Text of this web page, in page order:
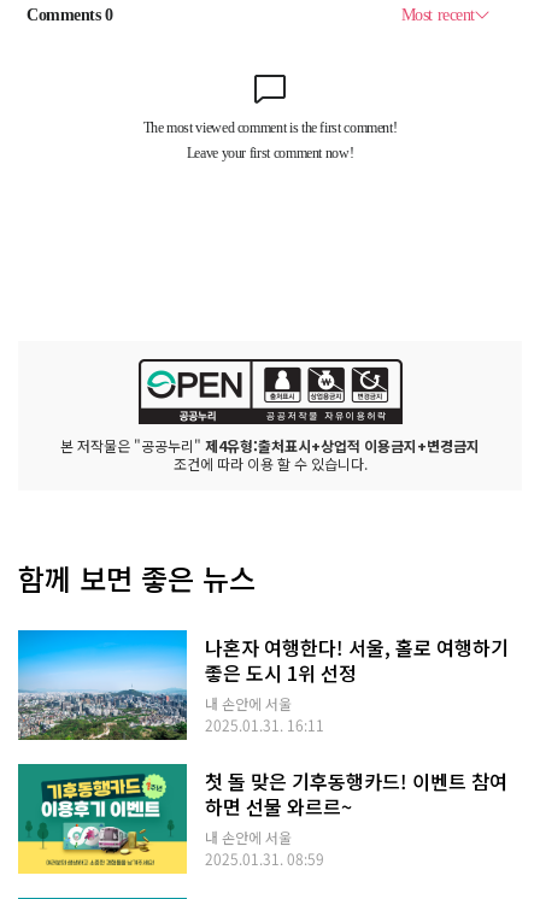
본 저작물은 "공공누리" 제4유형:출처표시+상업적 이용금지+변경금지
조건에 따라 이용 할 수 있습니다.
함께 보면 좋은 뉴스
나혼자 여행한다! 서울, 홀로 여행하기
좋은 도시 1위 선정
내 손안에 서울
2025.01.31. 16:11
첫 돌 맞은 기후동행카드! 이벤트 참여
하면 선물 와르르~
내 손안에 서울
2025.01.31. 08:59